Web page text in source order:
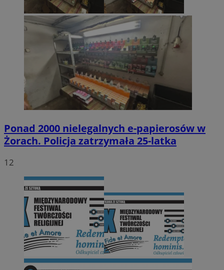
Ponad 2000 nielegalnych e-papierosów w
Żorach. Policja zatrzymała 25-latka
12